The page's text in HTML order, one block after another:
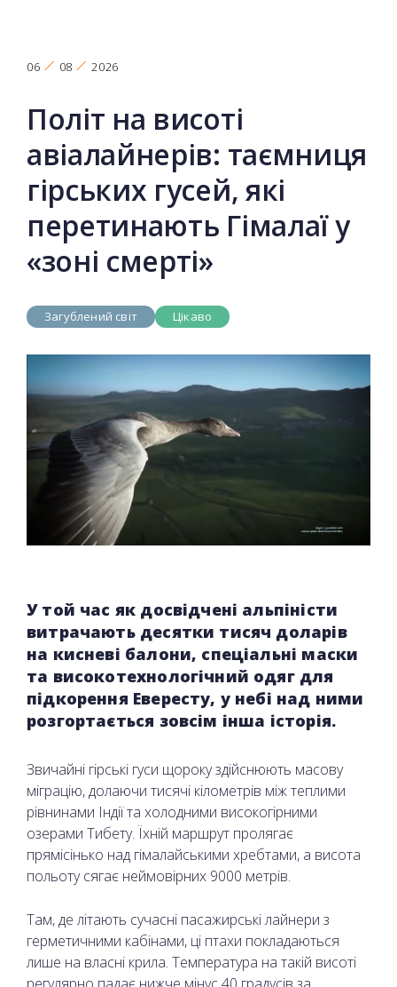
06 08 2026
Політ на висоті
авіалайнерів: таємниця
гірських гусей, які
перетинають Гімалаї у
«зоні смерті»
Загублений світ Цікаво
У той час як досвідчені альпіністи
витрачають десятки тисяч доларів
на кисневі балони, спеціальні маски
та високотехнологічний одяг для
підкорення Евересту, у небі над ними
розгортається зовсім інша історія.
Звичайні гірські гуси щороку здійснюють масову
міграцію, долаючи тисячі кілометрів між теплими
рівнинами Індії та холодними високогірними
озерами Тибету. Їхній маршрут пролягає
прямісінько над гімалайськими хребтами, а висота
польоту сягає неймовірних 9000 метрів.
Там, де літають сучасні пасажирські лайнери з
герметичними кабінами, ці птахи покладаються
лише на власні крила. Температура на такій висоті
регулярно падає нижче мінус 40 градусів за